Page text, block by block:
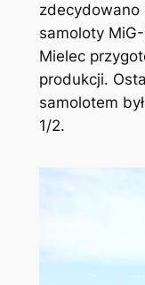
zdecydowano
samoloty
Mielec
produkcji.
samolotem
1/2.